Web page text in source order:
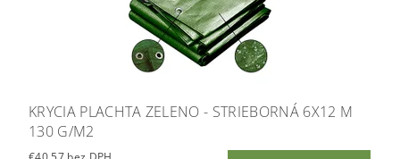
KRYCIA PLACHTA ZELENO - STRIEBORNÁ 6X12 M
130 G/M2